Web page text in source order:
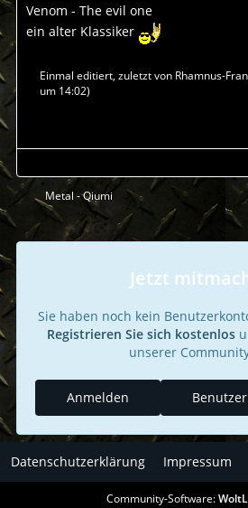
Venom - The evil one
ein alter Klassiker
Einmal editiert, zuletzt von Rhamnus-
um 14:02)
Metal - Qiumi
Jetzt
Sie haben noch kein
Registrieren Sie sich kostenlos
unserer
Anmelden
Datenschutzerklärung Impressum
Community-Software: